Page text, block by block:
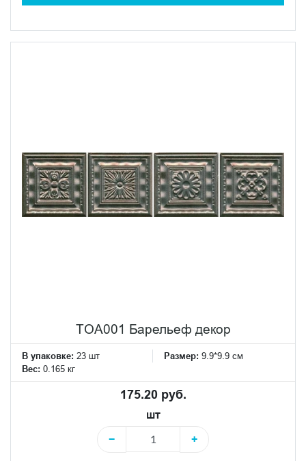
TOA001 Барельеф декор
В упаковке: 23 шт Размер: 9.9*9.9 см
Вес: 0.165 кг
175.20 руб.
шт
−
+